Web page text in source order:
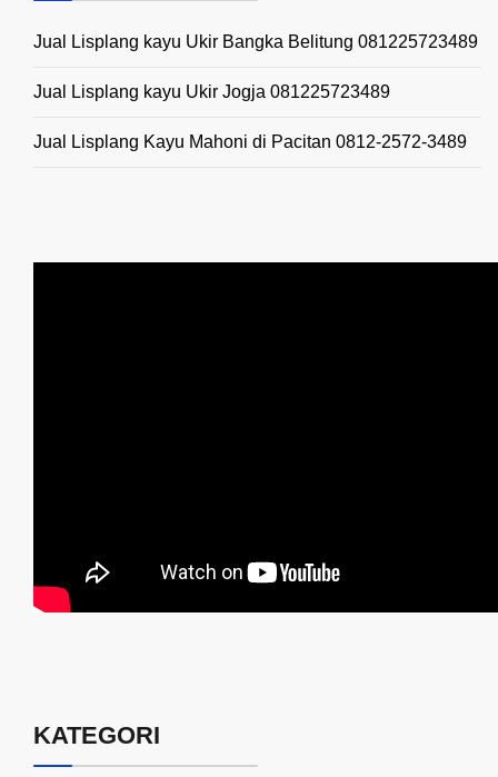
Jual Lisplang kayu Ukir Bangka Belitung 081225723489
Jual Lisplang kayu Ukir Jogja 081225723489
Jual Lisplang Kayu Mahoni di Pacitan 0812-2572-3489
KATEGORI